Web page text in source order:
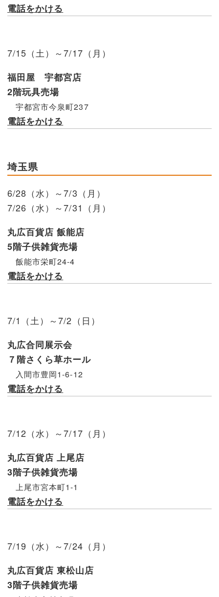
電話をかける
7/15（土）～7/17（月）
福田屋 宇都宮店
2階玩具売場
宇都宮市今泉町237
電話をかける
埼玉県
6/28（水）～7/3（月）
7/26（水）～7/31（月）
丸広百貨店 飯能店
5階子供雑貨売場
飯能市栄町24-4
電話をかける
7/1（土）～7/2（日）
丸広合同展示会
７階さくら草ホール
入間市豊岡1-6-12
電話をかける
7/12（水）～7/17（月）
丸広百貨店 上尾店
3階子供雑貨売場
上尾市宮本町1-1
電話をかける
7/19（水）～7/24（月）
丸広百貨店 東松山店
3階子供雑貨売場